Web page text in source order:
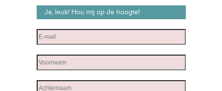
Ja, leuk! Hou mij op de hoogte!